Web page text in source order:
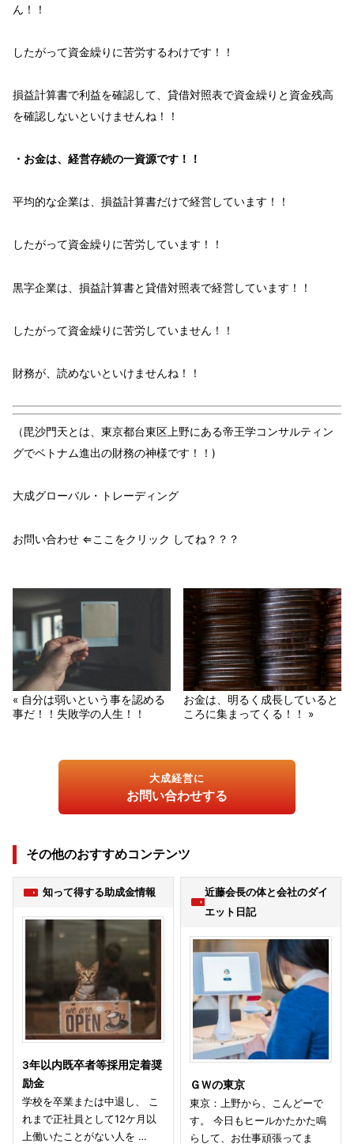
ん！！
したがって資金繰り に苦労するわけです！！
損益計算書で利益を確認して、 貸借対照表で資金繰り と 資金残高
を確認しないといけませんね！！
・お金は、経営存続の一資源です！！
平均的な企業は、 損益計算書だけで経営しています！！
したがって資金繰り に苦労しています！！
黒字企業は、 損益計算書と貸借対照表で経営しています！！
したがって資金繰り に苦労していません！！
財務が、 読めないといけませんね！！
（毘沙門天とは、東京都台東区上野にある帝王学コンサルティン
グでベトナム進出の財務の神様です！！)
大成グローバル・トレーディング
お問い合わせ ⇐ここをクリック してね？？？
« 自分は弱いという事を認める
事だ！！失敗学の人生！！
お金は、明るく成長していると
ころに集まってくる！！ »
大成経営に
お問い合わせする
その他のおすすめコンテンツ
知って得する助成金情報
3年以内既卒者等採用定着奨
励金
学校を卒業または中退し、 こ
れまで正社員として12ケ月以
上働いたことがない人を …
近藤会長の体と会社のダイ
エット日記
ＧＷの東京
東京：上野から、こんどーで
す。 今日もヒールかたかた鳴
らして、お仕事頑張ってま